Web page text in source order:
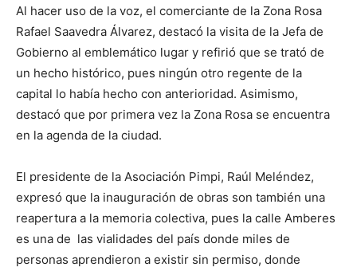
Al hacer uso de la voz, el comerciante de la Zona Rosa
Rafael Saavedra Álvarez, destacó la visita de la Jefa de
Gobierno al emblemático lugar y refirió que se trató de
un hecho histórico, pues ningún otro regente de la
capital lo había hecho con anterioridad. Asimismo,
destacó que por primera vez la Zona Rosa se encuentra
en la agenda de la ciudad.
El presidente de la Asociación Pimpi, Raúl Meléndez,
expresó que la inauguración de obras son también una
reapertura a la memoria colectiva, pues la calle Amberes
es una de las vialidades del país donde miles de
personas aprendieron a existir sin permiso, donde